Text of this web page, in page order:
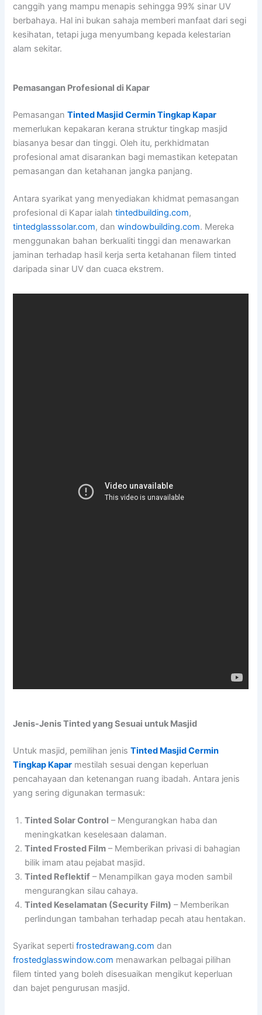
canggih yang mampu menapis sehingga 99% sinar UV
berbahaya. Hal ini bukan sahaja memberi manfaat dari segi
kesihatan, tetapi juga menyumbang kepada kelestarian
alam sekitar.
Pemasangan Profesional di Kapar
PemasanganTinted Masjid Cermin Tingkap Kapar
memerlukan kepakaran kerana struktur tingkap masjid
biasanya besar dan tinggi. Oleh itu, perkhidmatan
profesional amat disarankan bagi memastikan ketepatan
pemasangan dan ketahanan jangka panjang.
Antara syarikat yang menyediakan khidmat pemasangan
profesional di Kapar ialahtintedbuilding.com,
tintedglasssolar.com, danwindowbuilding.com. Mereka
menggunakan bahan berkualiti tinggi dan menawarkan
jaminan terhadap hasil kerja serta ketahanan filem tinted
daripada sinar UV dan cuaca ekstrem.
Jenis-Jenis Tinted yang Sesuai untuk Masjid
Untuk masjid, pemilihan jenisTinted Masjid Cermin
Tingkap Kapar mestilah sesuai dengan keperluan
pencahayaan dan ketenangan ruang ibadah. Antara jenis
yang sering digunakan termasuk:
Tinted Solar Control – Mengurangkan haba dan
meningkatkan keselesaan dalaman.
Tinted Frosted Film – Memberikan privasi di bahagian
bilik imam atau pejabat masjid.
Tinted Reflektif – Menampilkan gaya moden sambil
mengurangkan silau cahaya.
Tinted Keselamatan (Security Film) – Memberikan
perlindungan tambahan terhadap pecah atau hentakan.
Syarikat sepertifrostedrawang.com dan
frostedglasswindow.com menawarkan pelbagai pilihan
filem tinted yang boleh disesuaikan mengikut keperluan
dan bajet pengurusan masjid.